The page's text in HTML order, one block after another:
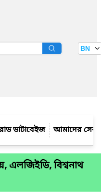
BN
ডাটাবেইজ আমাদের সেবা
এলজিইডি, বিশ্বনাথ